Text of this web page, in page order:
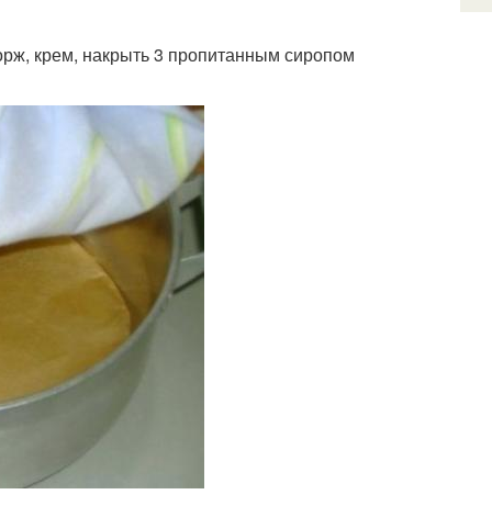
крем, накрыть 3 пропитанным сиропом